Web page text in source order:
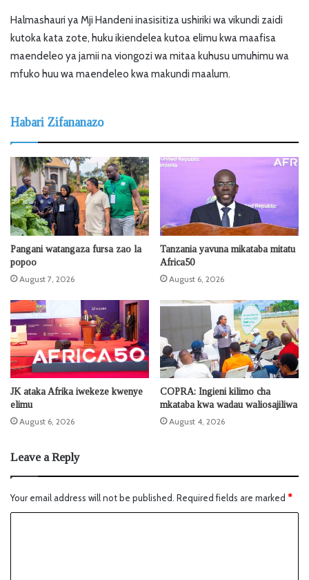
Halmashauri ya Mji Handeni inasisitiza ushiriki wa vikundi zaidi
kutoka kata zote, huku ikiendelea kutoa elimu kwa maafisa
maendeleo ya jamii na viongozi wa mitaa kuhusu umuhimu wa
mfuko huu wa maendeleo kwa makundi maalum.
Habari Zifananazo
Pangani watangaza fursa zao la
popoo
August 7, 2026
Tanzania yavuna mikataba mitatu
Africa50
August 6, 2026
JK ataka Afrika iwekeze kwenye
elimu
August 6, 2026
COPRA: Ingieni kilimo cha
mkataba kwa wadau waliosajiliwa
August 4, 2026
Leave a Reply
Your email address will not be published. Required fields are marked *